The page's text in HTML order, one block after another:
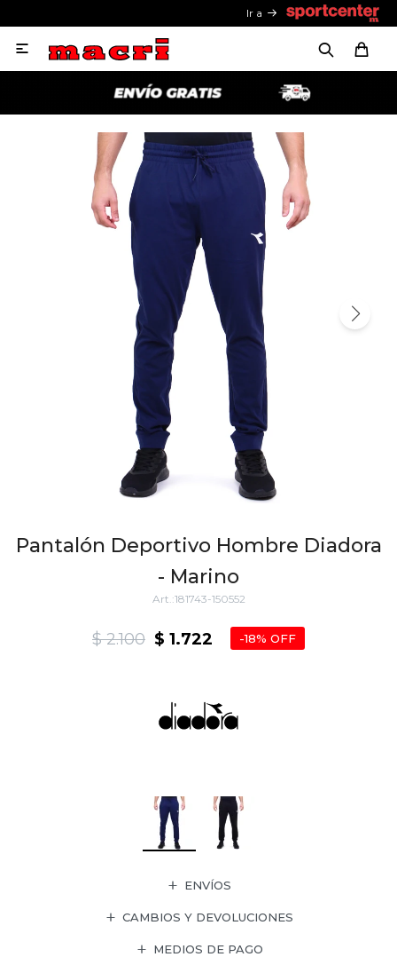
Ir a

Pantalón Deportivo Hombre Diadora
- Marino
181743-150552
$ 1.722
$ 2.100 18
ENVÍOS
CAMBIOS Y DEVOLUCIONES
MEDIOS DE PAGO